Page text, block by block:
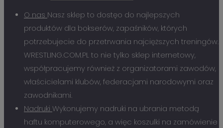
O nas Nasz sklep to dostęo do najlepszych
produktów dla bokserów, zapaśników, których
potrzebujecie do przetrwania najcięższych treningów.
WRESTLING.COM.PL to nie tylko sklep internetowy,
współpracujemy również z organizatorami zawodów,
właścicielami klubów, federacjami narodowymi oraz
zawodnikami.
Nadruki Wykonujemy nadruki na ubrania metodą
haftu komputerowego, a więc koszulki na zamówienie